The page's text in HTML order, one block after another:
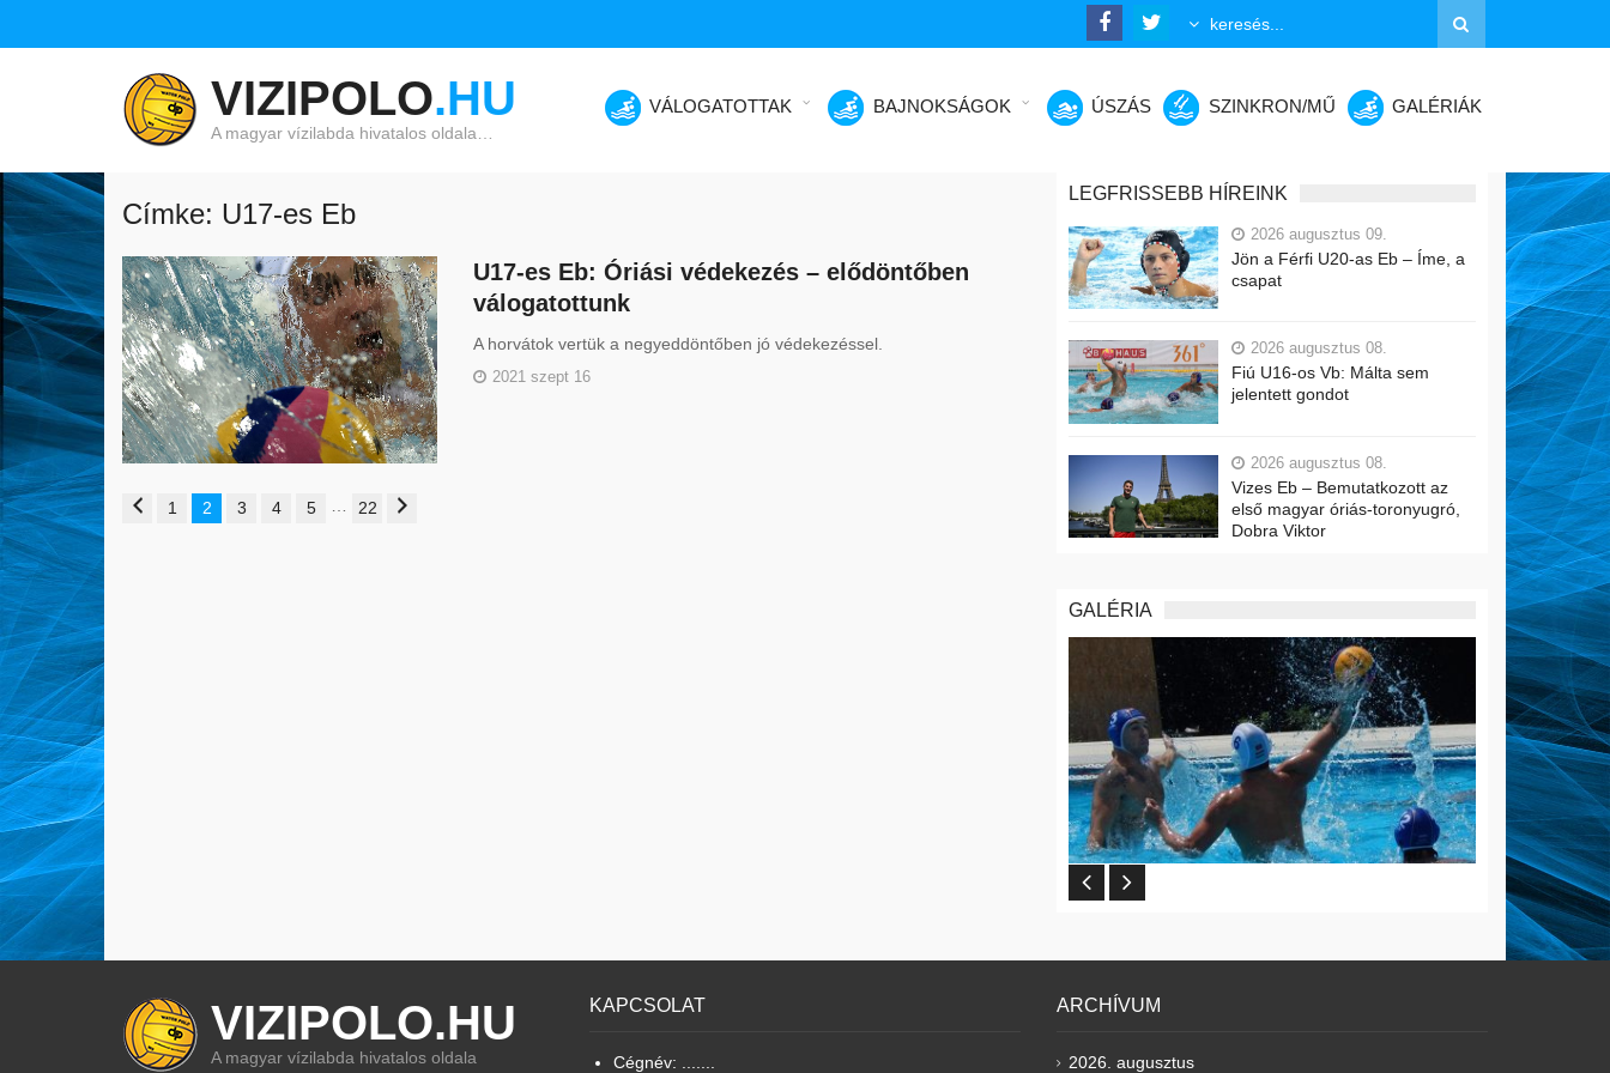
VIZIPOLO.HU
A magyar vízilabda hivatalos oldala…
VÁLOGATOTTAK BAJNOKSÁGOK ÚSZÁS SZINKRON/MŰ GALÉRIÁK
Címke: U17-es Eb
U17-es Eb: Óriási védekezés – elődöntőben
válogatottunk
A horvátok vertük a negyeddöntőben jó védekezéssel.
2021 szept 16
1 2 3 4 5 22
LEGFRISSEBB HÍREINK
2026 augusztus 09.
Jön a Férfi U20-as Eb – Íme, a
csapat
2026 augusztus 08.
Fiú U16-os Vb: Málta sem
jelentett gondot
2026 augusztus 08.
Vizes Eb – Bemutatkozott az
első magyar óriás-toronyugró,
Dobra Viktor
GALÉRIA
VIZIPOLO.HU
A magyar vízilabda hivatalos oldala
KAPCSOLAT
Cégnév: .......
ARCHÍVUM
2026. augusztus